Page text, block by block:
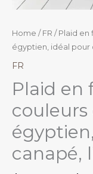
Home / FR / Plaid en
égyptien, idéal pour
FR
Plaid en
canapé,